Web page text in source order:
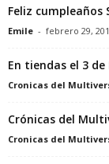
Feliz cumpleaños
Emile - febrero 29,
En tiendas el 3 de
Cronicas del
Crónicas del
Cronicas del